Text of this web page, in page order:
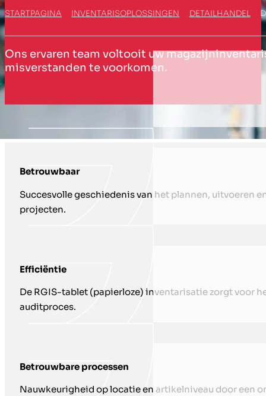
STARTPAGINA INVENTARISOPLOSSINGEN DETAILHANDEL
Ons ervaren team voltooit uw
misverstanden te voorkomen.
HOE WIJ U ONDERSTEUNEN MET
Betrouwbaar
Succesvolle geschiedenis van het plannen, uitvoeren
projecten.
Efficiëntie
De RGIS-tablet (papierloze) inventarisatie zorgt voor
auditproces.
Betrouwbare processen
Nauwkeurigheid op locatie en artikelniveau door een